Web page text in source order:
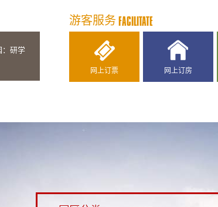
：研学
游客服务 FACILITATE
网上订票 网上订房